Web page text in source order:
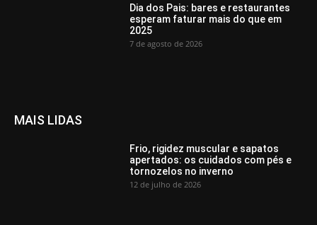
Dia dos Pais: bares e restaurantes
esperam faturar mais do que em
2025
7 de agosto de 2026
MAIS LIDAS
Frio, rigidez muscular e sapatos
apertados: os cuidados com pés e
tornozelos no inverno
12 de julho de 2026